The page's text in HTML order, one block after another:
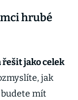
hrubé
jako celek
jak
mít